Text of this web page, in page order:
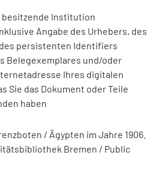
besitzende Institution
Angabe des Urhebers, des
persistenten Identifiers
Belegexemplares und/oder
Ihres digitalen
Sie das Dokument oder Teile
haben
/ Ägypten im Jahre 1906.
Bremen / Public